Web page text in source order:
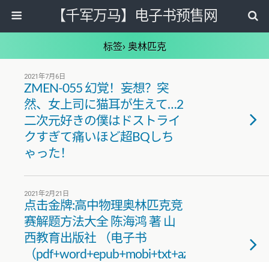
【千军万马】电子书预售网
标签› 奥林匹克
2021年7月6日
ZMEN-055 幻覚！妄想？突
然、女上司に猫耳が生えて…2
二次元好きの僕はドストライ
クすぎて痛いほど超BQしち
ゃった！
2021年2月21日
点击金牌:高中物理奥林匹克竞
赛解题方法大全 陈海鸿 著 山
西教育出版社 （电子书
（pdf+word+epub+mobi+txt+azw3）